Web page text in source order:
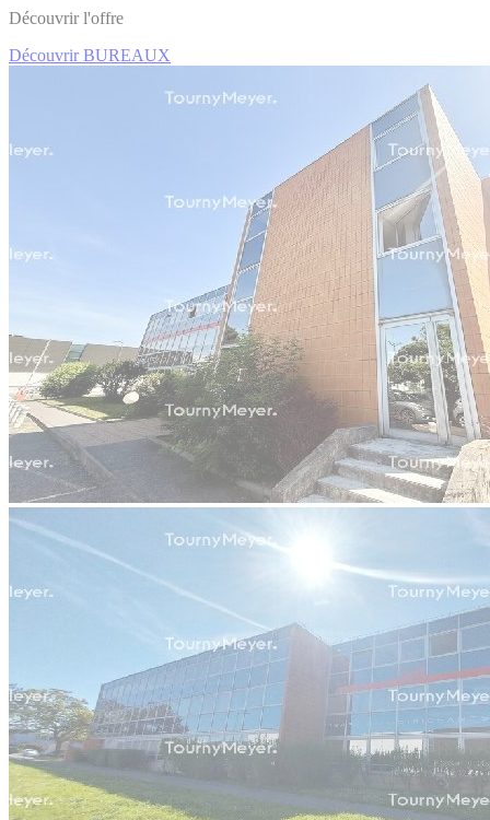
Découvrir l'offre
Découvrir BUREAUX